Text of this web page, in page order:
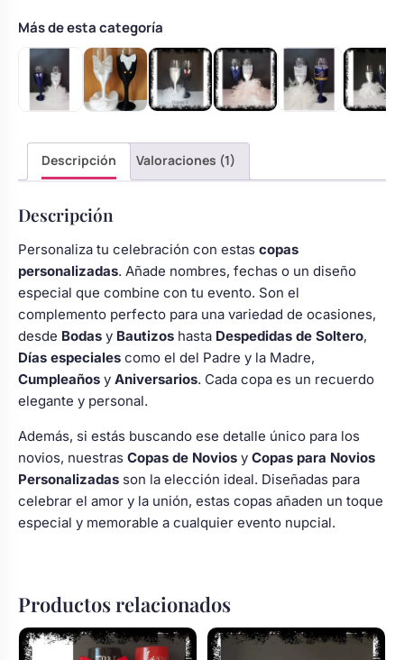
encaje
tul
cantidad
Más de esta categoría
Descripción Valoraciones (1)
Descripción
Personaliza tu celebración con estas copas
personalizadas. Añade nombres, fechas o un diseño
especial que combine con tu evento. Son el
complemento perfecto para una variedad de ocasiones,
desde Bodas y Bautizos hasta Despedidas de Soltero,
Días especiales como el del Padre y la Madre,
Cumpleaños y Aniversarios. Cada copa es un recuerdo
elegante y personal.
Además, si estás buscando ese detalle único para los
novios, nuestras Copas de Novios y Copas para Novios
Personalizadas son la elección ideal. Diseñadas para
celebrar el amor y la unión, estas copas añaden un toque
especial y memorable a cualquier evento nupcial.
Productos relacionados